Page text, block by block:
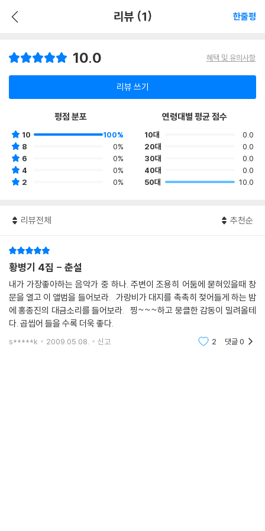
리뷰 (1) 한줄평
10.0 혜택 및 유의사항
리뷰 쓰기
평점 분포
10
100%
8
0%
6
0%
4
0%
2
0%
연령대별 평균 점수
10대
0.0
20대
0.0
30대
0.0
40대
0.0
50대
10.0
리뷰전체 추천순
황병기 4집 - 춘설
내가 가장좋아하는 음악가 중 하나. 주변이 조용히 어둠에 묻혀있을때 창
문을 열고 이 앨범을 들어보라. 가랑비가 대지를 촉촉히 젖어들게 하는 밤
에 홍종진의 대금소리를 들어보라. 찡~~~하고 뭉클한 감동이 밀려올테
다. 곱씹어 들을 수록 더욱 좋다.
s*****k 2009.05.08. 신고 2 댓글0